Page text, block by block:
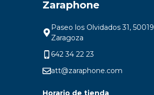
Zaraphone
Paseo los Olvidados 31, 50019
Zaragoza
642 34 22 23
att@zaraphone.com
Horario de tienda